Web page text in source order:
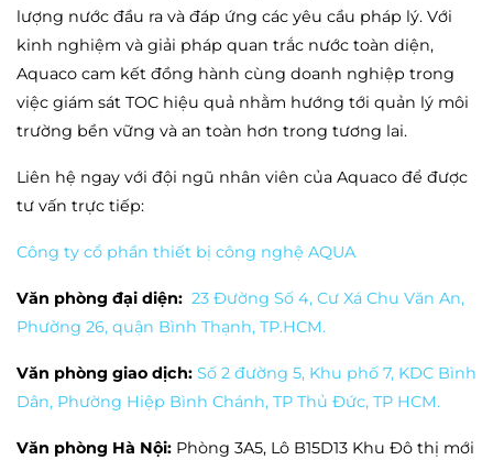
lượng nước đầu ra và đáp ứng các yêu cầu pháp lý. Với
kinh nghiệm và giải pháp quan trắc nước toàn diện,
Aquaco cam kết đồng hành cùng doanh nghiệp trong
việc giám sát TOC hiệu quả nhằm hướng tới quản lý môi
trường bền vững và an toàn hơn trong tương lai.
Liên hệ ngay với đội ngũ nhân viên của Aquaco để được
tư vấn trực tiếp:
Công ty cổ phần thiết bị công nghệ AQUA
Văn phòng đại diện: 23 Đường Số 4, Cư Xá Chu Văn An,
Phường 26, quận Bình Thạnh, TP.HCM.
Văn phòng giao dịch: Số 2 đường 5, Khu phố 7, KDC Bình
Dân, Phường Hiệp Bình Chánh, TP Thủ Đức, TP HCM.
Văn phòng Hà Nội: Phòng 3A5, Lô B15D13 Khu Đô thị mới